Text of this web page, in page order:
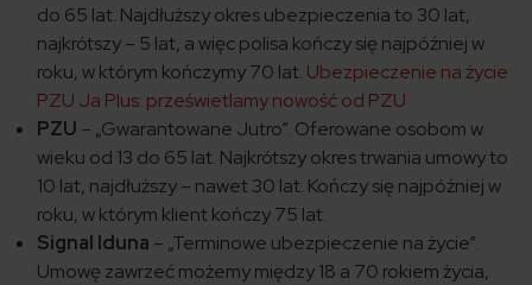
do 65 lat. Najdłuższy okres ubezpieczenia to 30 lat,
najkrótszy – 5 lat, a więc polisa kończy się najpóźniej w
roku, w którym kończymy 70 lat. Ubezpieczenie na życie
PZU Ja Plus: prześwietlamy nowość od PZU
PZU – „Gwarantowane Jutro”. Oferowane osobom w
wieku od 13 do 65 lat. Najkrótszy okres trwania umowy to
10 lat, najdłuższy – nawet 30 lat. Kończy się najpóźniej w
roku, w którym klient kończy 75 lat.
Signal Iduna – „Terminowe ubezpieczenie na życie”.
Umowę zawrzeć możemy między 18 a 70 rokiem życia,